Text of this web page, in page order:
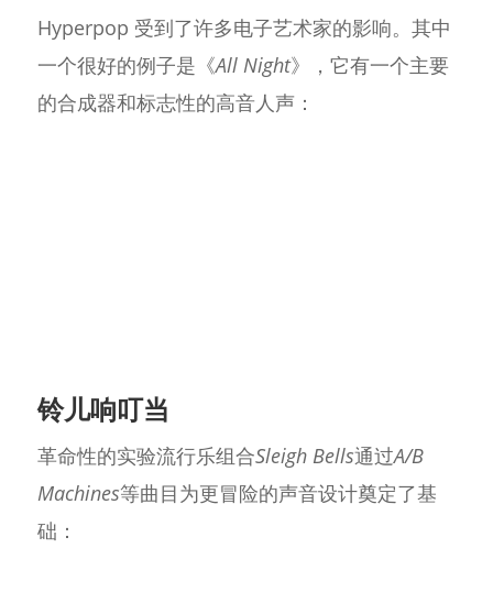
Hyperpop 受到了许多电子艺术家的影响。其中
一个很好的例子是《All Night》，它有一个主要
的合成器和标志性的高音人声：
铃儿响叮当
革命性的实验流行乐组合Sleigh Bells通过A/B
Machines等曲目为更冒险的声音设计奠定了基
础：